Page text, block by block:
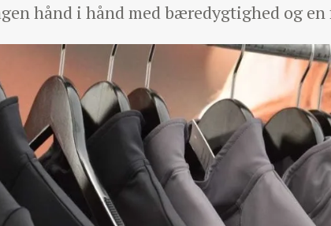
hånd i hånd med bæredygtighed og